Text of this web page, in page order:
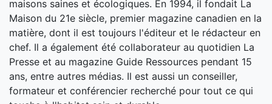
maisons saines et écologiques. En 1994, il fondait La
Maison du 21e siècle, premier magazine canadien en la
matière, dont il est toujours l'éditeur et le rédacteur en
chef. Il a également été collaborateur au quotidien La
Presse et au magazine Guide Ressources pendant 15
ans, entre autres médias. Il est aussi un conseiller,
formateur et conférencier recherché pour tout ce qui